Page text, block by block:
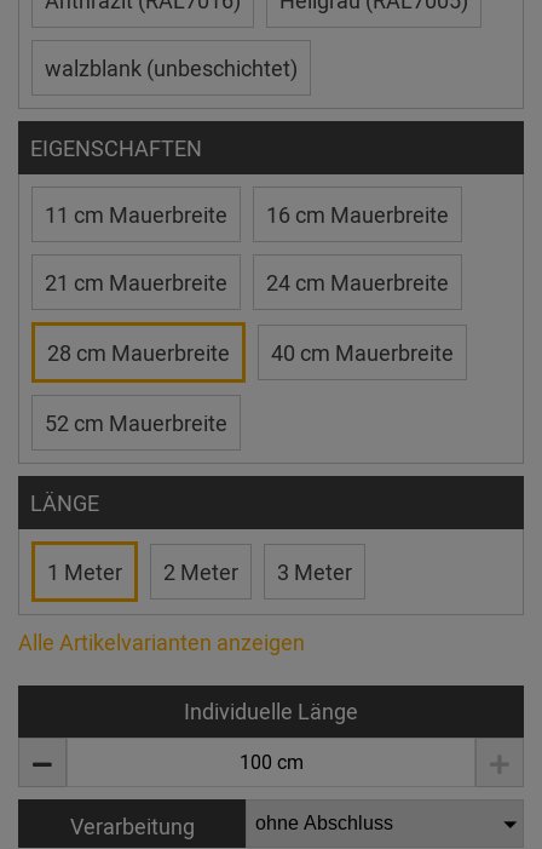
walzblank (unbeschichtet)
EIGENSCHAFTEN
11 cm Mauerbreite 16 cm Mauerbreite
21 cm Mauerbreite 24 cm Mauerbreite
28 cm Mauerbreite 40 cm Mauerbreite
52 cm Mauerbreite
LÄNGE
1 Meter 2 Meter 3 Meter
Alle Artikelvarianten anzeigen
Individuelle Länge
Verarbeitung